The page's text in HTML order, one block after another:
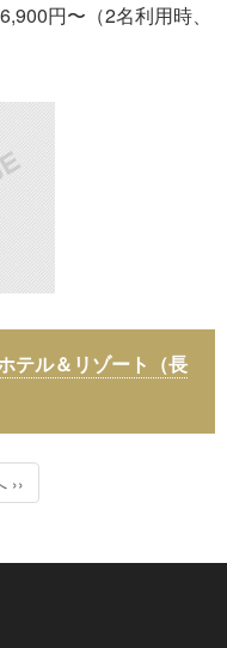
円〜（2名利用時、
テル＆リゾート（長
››